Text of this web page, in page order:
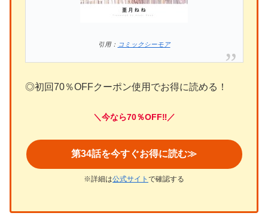
引用： コミックシーモア
◎初回70％OFFクーポン使用でお得に読める！
＼今なら70％OFF‼／
第34話を今すぐお得に読む≫
※詳細は公式サイト で確認する